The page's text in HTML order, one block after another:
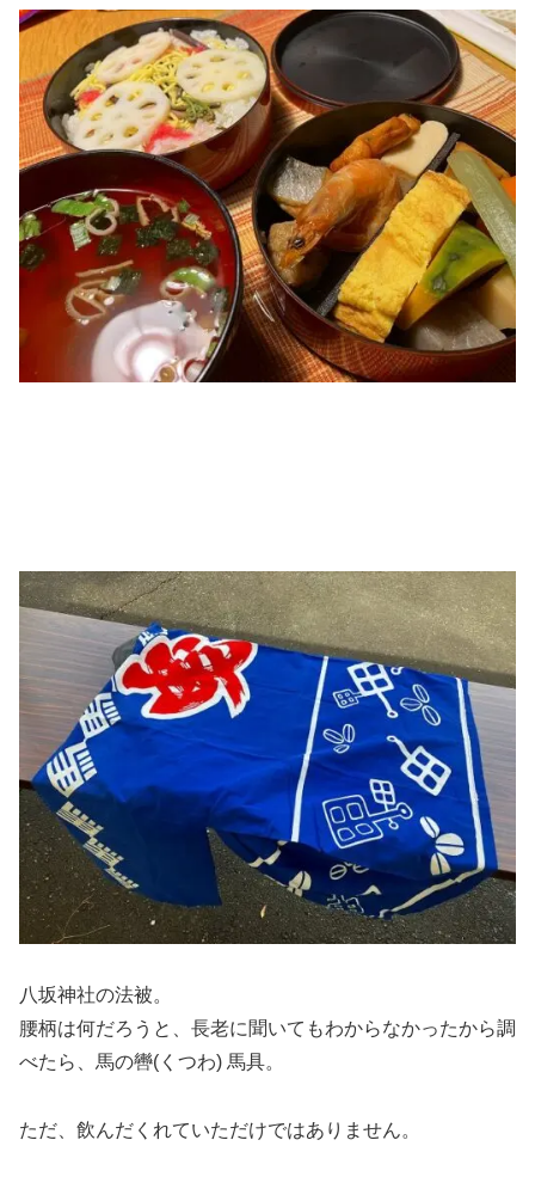
八坂神社の法被。
腰柄は何だろうと、長老に聞いてもわからなかったから調
べたら、馬の轡(くつわ) 馬具。
ただ、飲んだくれていただけではありません。